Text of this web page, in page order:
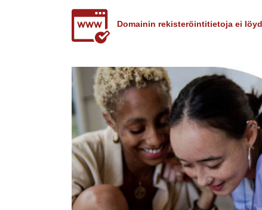
Domainin rekisteröintitietoja ei